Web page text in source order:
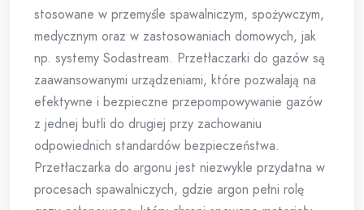
stosowane w przemyśle spawalniczym, spożywczym,
medycznym oraz w zastosowaniach domowych, jak
np. systemy Sodastream. Przetłaczarki do gazów są
zaawansowanymi urządzeniami, które pozwalają na
efektywne i bezpieczne przepompowywanie gazów
z jednej butli do drugiej przy zachowaniu
odpowiednich standardów bezpieczeństwa.
Przetłaczarka do argonu jest niezwykle przydatna w
procesach spawalniczych, gdzie argon pełni rolę